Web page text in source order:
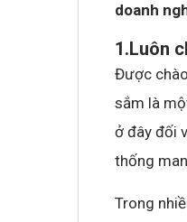
doanh
1.Luôn
Được
sắm là
ở đây đối
thống
Trong